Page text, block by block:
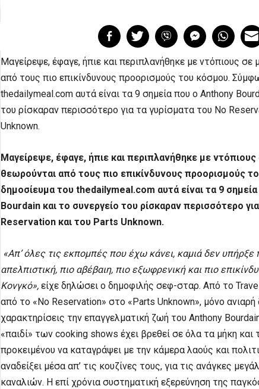
Μαγείρεψε, έφαγε, ήπιε και περιπλανήθηκε με ντόπιους σε
από τους πιο επικίνδυνους προορισμούς του κόσμου.
thedailymeal.com αυτά είναι τα 9 σημεία που ο Anthony
του ρίσκαραν περισσότερο για τα γυρίσματα του No
Unknown.
Μαγείρεψε, έφαγε, ήπιε και περιπλανήθηκε με
θεωρούνται από τους πιο επικίνδυνους προορισμούς
δημοσίευμα του thedailymeal.com αυτά είναι τα 9
Bourdain και το συνεργείο του ρίσκαραν περισσότερο
Reservation και του Parts Unknown.
«Απ’ όλες τις εκπομπές που έχω κάνει, καμιά δεν υπήρξε
απελπιστική, πιο αβέβαιη, πιο εξωφρενική και πιο
Κονγκό», είχε δηλώσει ο δημοφιλής σεφ-σταρ. Από το Travel
από το « No Reservation» στο « Parts Unknown», μόνο
χαρακτηρίσεις την επαγγελματική ζωή του Anthony
«παιδί» των cooking shows έχει βρεθεί σε όλα τα μήκη και
προκειμένου να καταγράψει με την κάμερα λαούς και
αναδείξει μέσα απ’ τις κουζίνες τους, για τις ανάγκες
καναλιών. Η επί χρόνια συστηματική εξερεύνηση της